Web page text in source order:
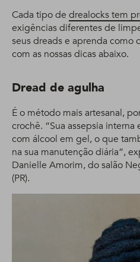
Cada tipo de drealocks tem
exigências diferentes de
seus dreads e aprenda como
com as nossas dicas abaixo.
Dread de agulha
É o método mais artesanal,
crochê. “Sua assepsia
com álcool em gel, o que
na sua manutenção diária”,
Danielle Amorim, do salão
(PR).